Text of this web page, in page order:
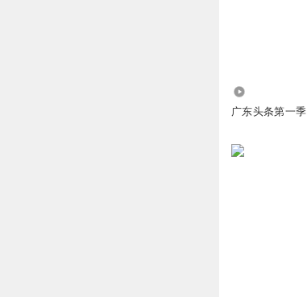
广东头条第一季